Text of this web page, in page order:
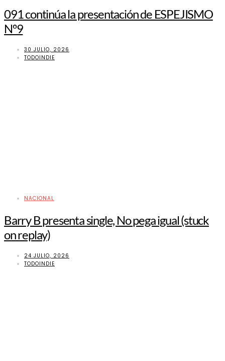
091 continúa la presentación de ESPEJISMO
Nº9
30 JULIO, 2026
TODOINDIE
NACIONAL
Barry B presenta single, No pega igual (stuck
on replay)
24 JULIO, 2026
TODOINDIE